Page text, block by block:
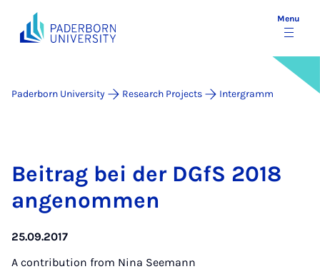
Menu
Paderborn University Research Projects Intergramm
Beitrag bei der DGfS 2018
an­gen­om­men
25.09.2017
A contribution from Nina Seemann